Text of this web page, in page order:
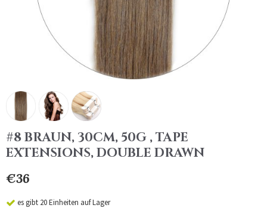
#8 BRAUN, 30CM, 50G , TAPE
EXTENSIONS, DOUBLE DRAWN
€36
es gibt 20 Einheiten auf Lager